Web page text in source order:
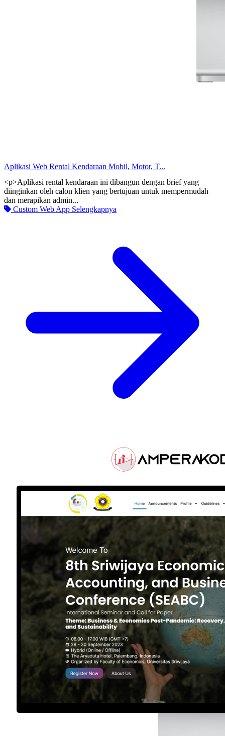
Aplikasi Web Rental Kendaraan Mobil, Motor, T...
<p>Aplikasi rental kendaraan ini dibangun dengan brief yang
diinginkan oleh calon klien yang bertujuan untuk mempermudah
dan merapikan admin...
Custom Web App Selengkapnya